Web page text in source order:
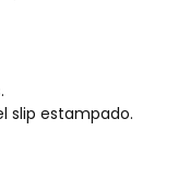
slip estampado.